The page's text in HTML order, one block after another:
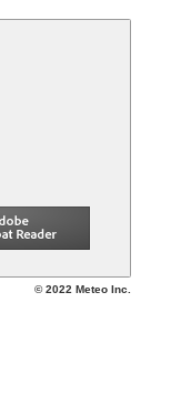
© 2022 Meteo Inc.